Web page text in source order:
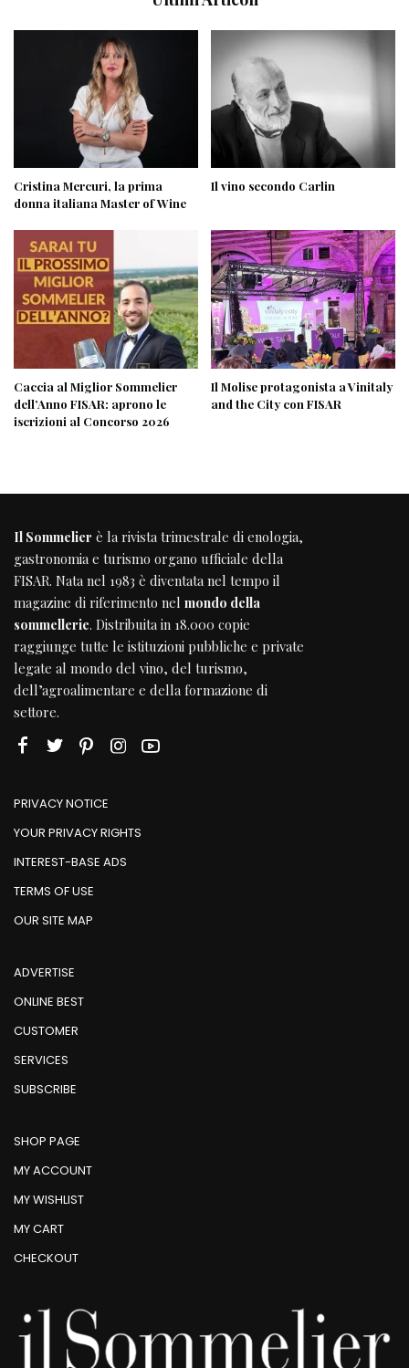
Cristina Mercuri, la prima
donna italiana Master of Wine
Il vino secondo Carlin
Caccia al Miglior Sommelier
dell’Anno FISAR: aprono le
iscrizioni al Concorso 2026
Il Molise protagonista a Vinitaly
and the City con FISAR
Il Sommelier è la rivista trimestrale di enologia,
gastronomia e turismo organo ufficiale della
FISAR. Nata nel 1983 è diventata nel tempo il
magazine di riferimento nel mondo della
sommellerie. Distribuita in 18.000 copie
raggiunge tutte le istituzioni pubbliche e private
legate al mondo del vino, del turismo,
dell’agroalimentare e della formazione di
settore.
PRIVACY NOTICE
YOUR PRIVACY RIGHTS
INTEREST-BASE ADS
TERMS OF USE
OUR SITE MAP
ADVERTISE
ONLINE BEST
CUSTOMER
SERVICES
SUBSCRIBE
SHOP PAGE
MY ACCOUNT
MY WISHLIST
MY CART
CHECKOUT